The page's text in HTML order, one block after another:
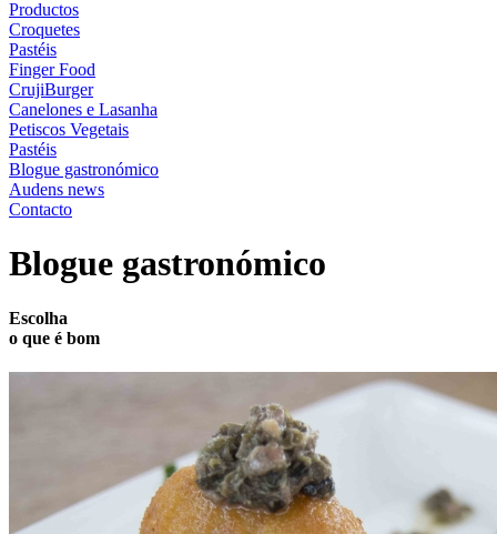
Productos
Croquetes
Pastéis
Finger Food
CrujiBurger
Canelones e Lasanha
Petiscos Vegetais
Pastéis
Blogue gastronómico
Audens news
Contacto
Blogue gastronómico
Escolha
o que é bom